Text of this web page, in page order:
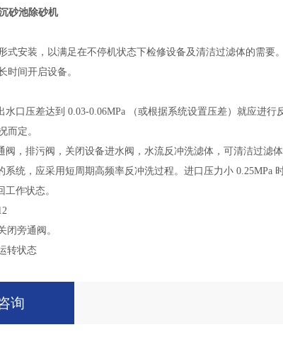
砂池除砂机
式安装，以满足在不停机状态下检修设备及清洁过滤体的需要。
时间开启设备。
水口压差达到 0.03-0.06MPa （或根据系统设置压差）就应进
而定。
阀，排污阀，关闭设备进水阀，水流反冲洗滤体，可清洁过滤
系统，应采用短周期高频率反冲洗过程。进口压力小 0.25MPa
作状态。
闭旁通阀。
转状态
询